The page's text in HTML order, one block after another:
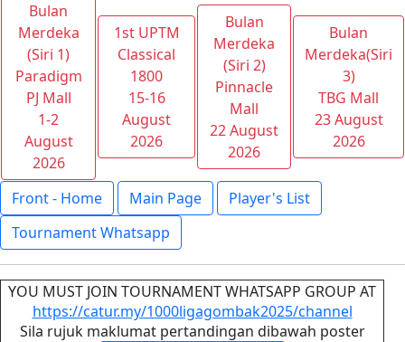
Bulan
Merdeka
(Siri 1)
Paradigm
PJ Mall
1-2
August
2026
1st UPTM
Classical
1800
15-16
August
2026
Bulan
Merdeka
(Siri 2)
Pinnacle
Mall
22 August
2026
Bulan
Merdeka(Siri
3)
TBG Mall
23 August
2026
Front - Home Main Page
Player's List
Tournament Whatsapp
YOU MUST JOIN TOURNAMENT WHATSAPP GROUP AT
https://catur.my/1000ligagombak2025/channel
Sila rujuk maklumat pertandingan dibawah poster